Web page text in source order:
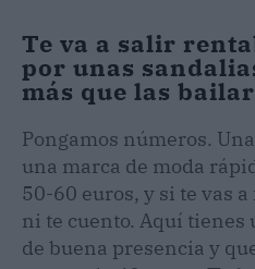
Te va a salir
por unas
más que las
Pongamos números.
una marca de moda
50-60 euros, y si te vas
ni te cuento. Aquí tienes
de buena presencia y